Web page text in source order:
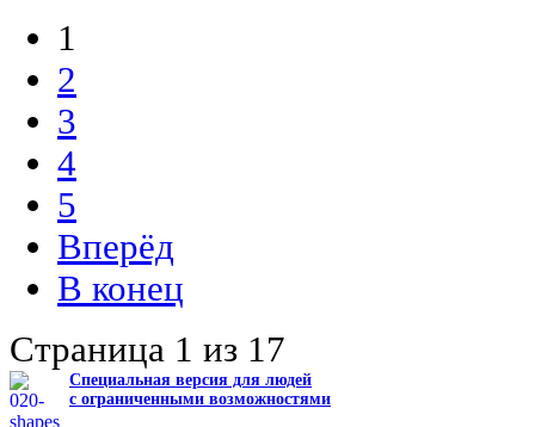
1
2
3
4
5
Вперёд
В конец
Страница 1 из 17
Специальная версия для людей
с ограниченными возможностями